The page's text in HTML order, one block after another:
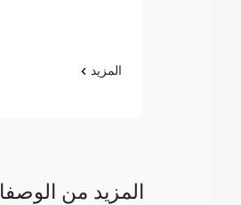
المزيد
المزيد من